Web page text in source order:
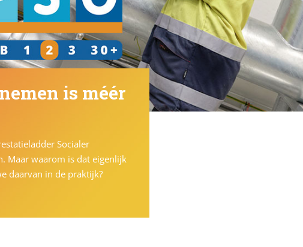
is méér
Socialer
Maar waarom is dat eigenlijk
daarvan in de praktijk?